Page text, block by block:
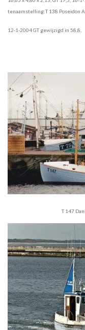
tenaamstelling:T 138 Poseidon
12-1-2004 GT gewijzigd in
T 147